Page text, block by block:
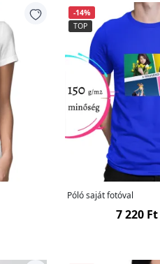
-14%
TOP
Póló saját fotóval
7 220 Ft